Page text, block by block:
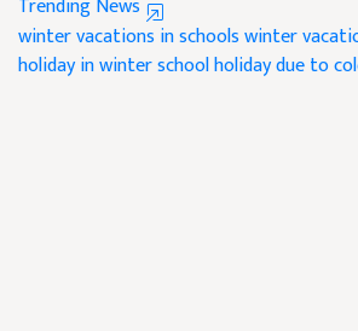
Trending News
winter vacations in schoolswinter
holiday in winterschool holiday due to